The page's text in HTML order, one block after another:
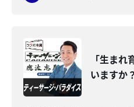
「生ま
いますか